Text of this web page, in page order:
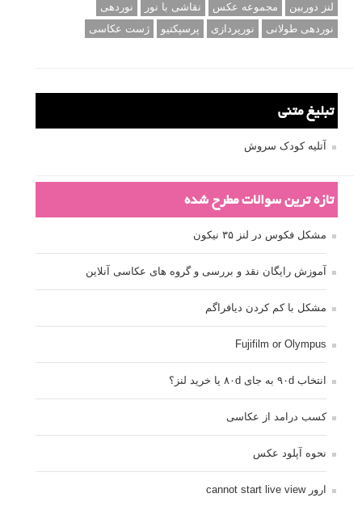
لنز دوربین
مجموعه عکس نقاشی با نور
نوردهی
نوردهی طولانی
نورپردازی پرسپکتیو ژست عکاسی
تبلیغ متنی
آتلیه کودک سروش
تازه ترین سوالات مطرح شده
مشکل فکوس در لنز ۳۵ نیکون
آموزش رایگان نقد و بررسی و گروه های عکاسی آنلاین
مشکل با کم کردن دیافراگم
Fujifilm or Olympus
انتخاب ۹۰d به جای ۸۰d یا خرید لنز؟
کسب درامد از عکاسی
نحوه آپلود عکس
ارور cannot start live view